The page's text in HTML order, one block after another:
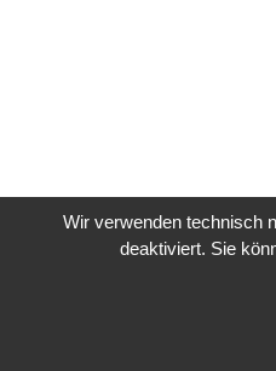
Wir verwenden technisch
deaktiviert. Sie